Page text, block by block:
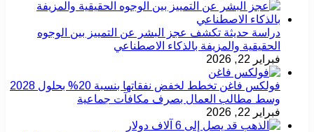
دراسة حديثة تكشف عجز البشر عن التمييز بين الوجوه
الحقيقية والمزيفة بالذكاء الاصطناعي
فبراير 22, 2026
فولكس فاغن تخطط لخفض نفقاتها بنسبة 20% بحلول 2028
وسط مطالب العمال بصرف مكافآت جماعية
فبراير 22, 2026